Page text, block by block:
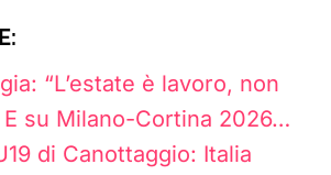
“L’estate è lavoro, non
E su Milano-Cortina 2026…
di Canottaggio: Italia